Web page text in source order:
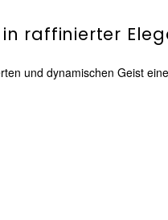
raffinierter
und dynamischen Geist